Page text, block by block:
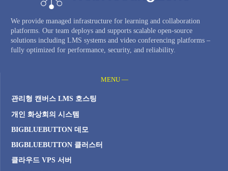
We provide managed infrastructure for learning and collaboration
platforms. Our team deploys and supports scalable open-source
solutions including LMS systems and video conferencing platforms –
fully optimized for performance, security, and reliability.
MENU —
관리형 캔버스 LMS 호스팅
개인 화상회의 시스템
BIGBLUEBUTTON 데모
BIGBLUEBUTTON 클러스터
클라우드 VPS 서버